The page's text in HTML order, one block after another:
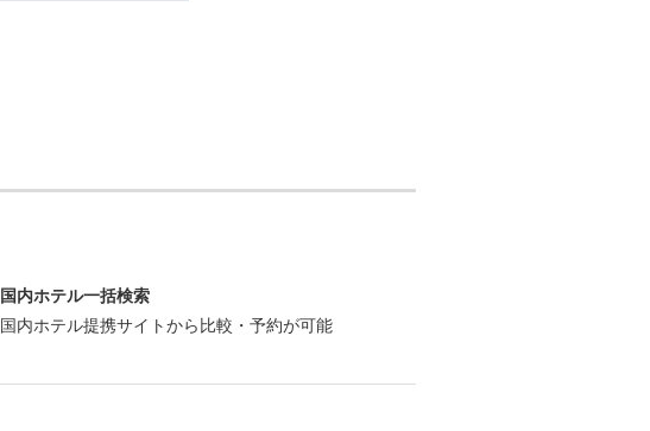
国内ホテル一括検索
国内ホテル提携サイトから比較・予約が可能